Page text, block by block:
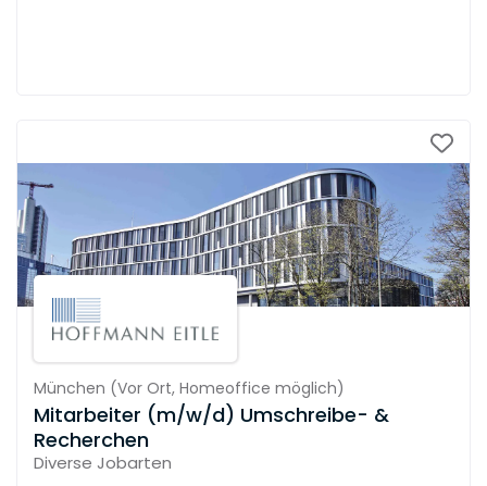
München (Vor Ort, Homeoffice möglich)
Mitarbeiter (m/w/d) Umschreibe- &
Recherchen
Diverse Jobarten